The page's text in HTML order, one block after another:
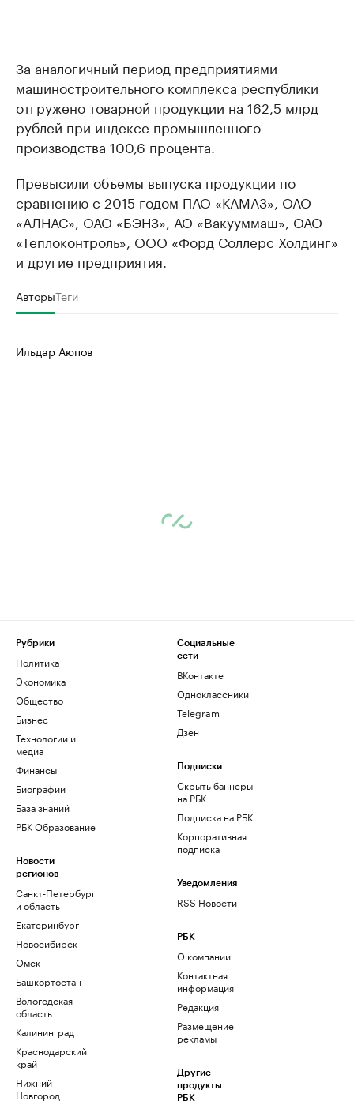
За аналогичный период предприятиями
машиностроительного комплекса республики
отгружено товарной продукции на 162,5 млрд
рублей при индексе промышленного
производства 100,6 процента.
Превысили объемы выпуска продукции по
сравнению с 2015 годом ПАО «КАМАЗ», ОАО
«АЛНАС», ОАО «БЭНЗ», АО «Вакууммаш», ОАО
«Теплоконтроль», ООО «Форд Соллерс Холдинг»
и другие предприятия.
АвторыТеги
Ильдар Аюпов
Рубрики
Политика
Экономика
Общество
Бизнес
Технологии и
медиа
Финансы
Биографии
База знаний
РБК Образование
Новости
регионов
Санкт-Петербург
и область
Екатеринбург
Новосибирск
Омск
Башкортостан
Вологодская
область
Калининград
Краснодарский
край
Нижний
Новгород
Социальные
сети
ВКонтакте
Одноклассники
Telegram
Дзен
Подписки
Скрыть баннеры
на РБК
Подписка на РБК
Корпоративная
подписка
Уведомления
RSS Новости
РБК
О компании
Контактная
информация
Редакция
Размещение
рекламы
Другие
продукты
РБК